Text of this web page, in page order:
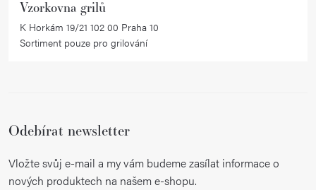
Vzorkovna grilů
K Horkám 19/21 102 00 Praha 10
Sortiment pouze pro grilování
Odebírat newsletter
Vložte svůj e-mail a my vám budeme zasílat informace o
nových produktech na našem e-shopu.